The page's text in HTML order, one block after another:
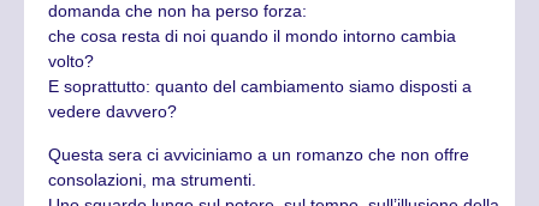
domanda che non ha perso forza:
che cosa resta di noi quando il mondo intorno cambia
volto?
E soprattutto: quanto del cambiamento siamo disposti a
vedere davvero?
Questa sera ci avviciniamo a un romanzo che non offre
consolazioni, ma strumenti.